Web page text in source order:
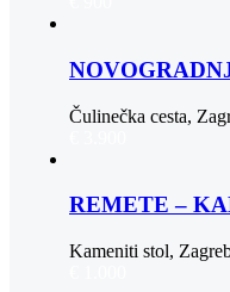
Čulinečka cesta,
REMETE –
Kameniti stol,